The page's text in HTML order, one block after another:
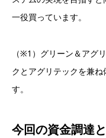
一役買っています。
（※1）グリーン＆アグ
クとアグリテックを兼
す。
今回の資金調達